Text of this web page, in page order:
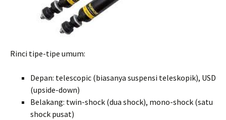
Rinci tipe-tipe umum:
Depan: telescopic (biasanya suspensi teleskopik), USD
(upside-down)
Belakang: twin-shock (dua shock), mono-shock (satu
shock pusat)